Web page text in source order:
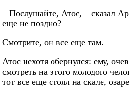
– Послушайте, Атос, – сказал
еще не поздно?
Смотрите, он все еще там.
Атос нехотя обернулся: ему,
смотреть на этого молодого
тот все еще стоял на скале,